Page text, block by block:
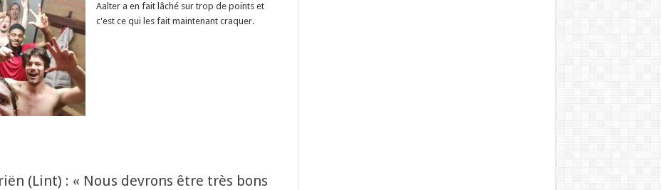
Aalter a en fait lâché sur trop de points et
c'est ce qui les fait maintenant craquer.
(Lint) : « Nous devrons être très bons